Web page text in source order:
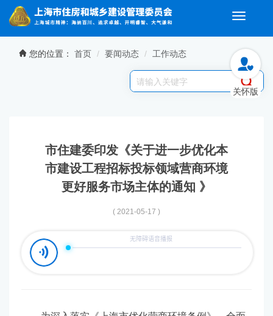
无障碍操作说明 跳转到网站导航区 跳转到主要内容区域
Toggle
您的位置： 首页 要闻动态 工作动态
市住建委印发《关于进一步优化本
市建设工程招标投标领域营商环境
更好服务市场主体的通知 》
( 2021-05-17 )
关怀版